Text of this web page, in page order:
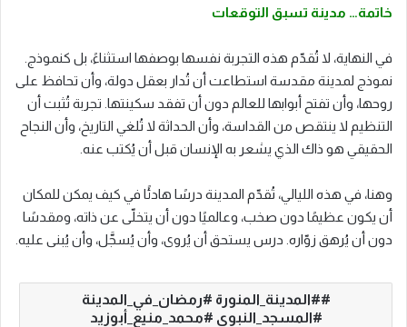
خاتمة… مدينة تسبق التوقعات
في النهاية، لا تُقدّم هذه التجربة نفسها بوصفها استثناءً، بل كنموذج.
نموذج لمدينة مقدسة استطاعت أن تُدار بعقل دولة، وأن تحافظ على
روحها، وأن تفتح أبوابها للعالم دون أن تفقد سكينتها. تجربة تُثبت أن
التنظيم لا ينتقص من القداسة، وأن الحداثة لا تُلغي التاريخ، وأن النجاح
الحقيقي هو ذاك الذي يشعر به الإنسان قبل أن يُكتب عنه.
وهنا، في هذه الليالي، تُقدّم المدينة درسًا هادئًا في كيف يمكن للمكان
أن يكون عظيمًا دون صخب، وعالميًا دون أن يتخلّى عن ذاته، ومقدسًا
دون أن يُرهق زوّاره. درس يستحق أن يُروى، وأن يُسجَّل، وأن يُبنى عليه.
#المدينة_المنورة #رمضان_في_المدينة
#المسجد_النبوي #محمد_منيع_أبوزيد